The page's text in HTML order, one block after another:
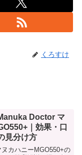
くろすけ
Doctor マ
｜効果・口
見分け方
カハニーMGO550+の